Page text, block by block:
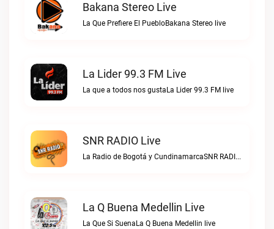
Bakana Stereo Live
La Que Prefiere El PuebloBakana Stereo live
La Lider 99.3 FM Live
La que a todos nos gustaLa Lider 99.3 FM live
SNR RADIO Live
La Radio de Bogotá y CundinamarcaSNR RADIO live
La Q Buena Medellin Live
La Que Si SuenaLa Q Buena Medellin live